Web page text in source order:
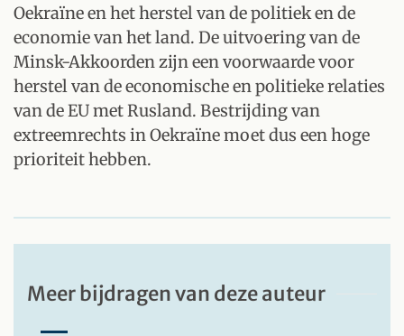
Oekraïne en het herstel van de politiek en de
economie van het land. De uitvoering van de
Minsk-Akkoorden zijn een voorwaarde voor
herstel van de economische en politieke relaties
van de EU met Rusland. Bestrijding van
extreemrechts in Oekraïne moet dus een hoge
prioriteit hebben.
Meer bijdragen van deze auteur